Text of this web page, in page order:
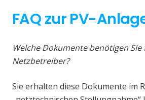
FAQ zur PV-
Welche Dokumente benötigen Sie
Netzbetreiber?
Sie erhalten diese Dokumente im